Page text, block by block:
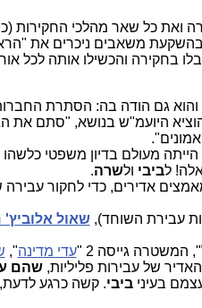
ואת כל שאר מהלכי החקירות
משאבים ניכרים את
בחקירה והכשילו אותה לכל
גם הודה בה: הסתרת החברות
היועמ"ש בנושא, "סתם את
מעולם בדיון משפטי כלשהו
לביבי ולשרה.
אדירים, כדי לחקור
עבירת השוחד),שאול אלוביץ'
גייסה 2 "
עדי מדינה",
של עבירות פליליות,שהם
בעיניביבי. קשה כרגע